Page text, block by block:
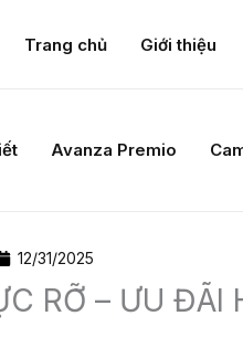
Trang chủ Giới thiệu
Avanza Premio
12/31/2025
RỠ – ƯU ĐÃI